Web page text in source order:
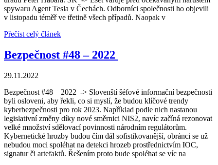
spywaru Agent Tesla v Čechách. Odborníci společnosti ho objevili
v listopadu téměř ve třetině všech případů. Naopak v
Přečíst celý článek
Bezpečnost #48 – 2022
29.11.2022
Bezpečnost #48 – 2022 -> Slovenští šéfové informační bezpečnosti
byli osloveni, aby řekli, co si myslí, že budou klíčové trendy
kyberbezpečnosti pro rok 2023. Například podle nich nastanou
legislativní změny díky nové směrnici NIS2, navíc začíná rezonovat
velké množství sdělovací povinnosti národním regulátorům.
Kybernetické hrozby budou čím dál sofistikovanější, obránci se už
nebudou moci spoléhat na detekci hrozeb prostřednictvím IOC,
signatur či artefaktů. Řešením proto bude spoléhat se víc na